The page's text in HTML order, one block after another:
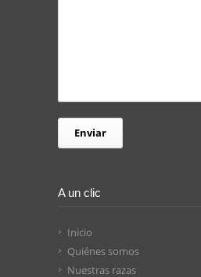
A un clic
Inicio
Quiénes somos
Nuestras razas